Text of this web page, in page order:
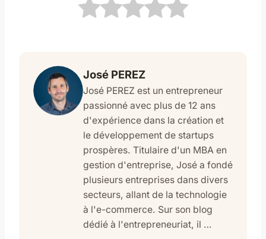
José PEREZ
José PEREZ est un entrepreneur
passionné avec plus de 12 ans
d'expérience dans la création et
le développement de startups
prospères. Titulaire d'un MBA en
gestion d'entreprise, José a fondé
plusieurs entreprises dans divers
secteurs, allant de la technologie
à l'e-commerce. Sur son blog
dédié à l'entrepreneuriat, il …